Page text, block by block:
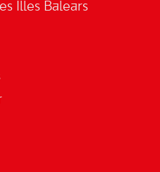
Illes Balears